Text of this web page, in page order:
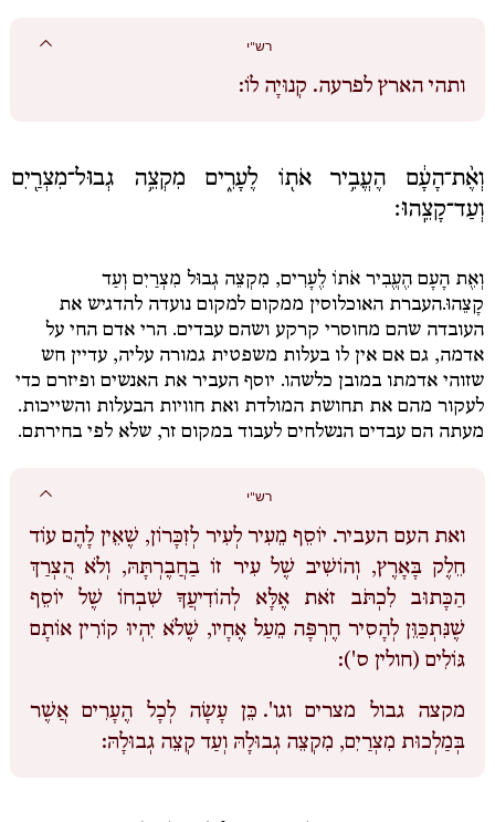
רש"י
ותהי הארץ לפרעה. קְנוּיָה לוֹ:
וְאֶ֨ת־הָעָ֔ם הֶעֱבִ֥יר אֹת֖וֹ לֶעָרִ֑ים מִקְצֵ֥ה גְבוּל־מִצְרַ֖יִם
וְעַד־קָצֵֽהוּ׃
וְאֶת הָעָם הֶעֱבִיר אֹתוֹ לֶעָרִים, מִקְצֵה גְבוּל מִצְרַיִם וְעַד
קָצֵהוּ.העברת האוכלוסין ממקום למקום נועדה להדגיש את
העובדה שהם מחוסרי קרקע ושהם עבדים. הרי אדם החי על
אדמה, גם אם אין לו בעלות משפטית גמורה עליה, עדיין חש
שזוהי אדמתו במובן כלשהו. יוסף העביר את האנשים ופיזרם כדי
לעקור מהם את תחושת המולדת ואת חוויות הבעלות והשייכות.
מעתה הם עבדים הנשלחים לעבוד במקום זר, שלא לפי בחירתם.
רש"י
ואת העם העביר. יוֹסֵף מֵעִיר לְעִיר לְזִכָּרוֹן, שֶׁאֵין לָהֶם עוֹד
חֵלֶק בָּאָרֶץ, וְהוֹשִׁיב שֶׁל עִיר זוֹ בַחֲבֶרְתָּהּ, וְלֹא הֻצְרַךְ
הַכָּתוּב לִכְתֹּב זֹאת אֶלָּא לְהוֹדִיעֲךָ שִׁבְחוֹ שֶׁל יוֹסֵף
שֶׁנִּתְכַּוֵּן לְהָסִיר חֶרְפָּה מֵעַל אֶחָיו, שֶׁלֹא יִהְיוּ קוֹרִין אוֹתָם
גּוֹלִים (חולין ס'):
מקצה גבול מצרים וגו'. כֵּן עָשָׂה לְכָל הֶעָרִים אֲשֶׁר
בְּמַלְכוּת מִצְרַיִם, מִקְצֵה גְבוּלָהּ וְעַד קְצֵה גְבוּלָהּ: